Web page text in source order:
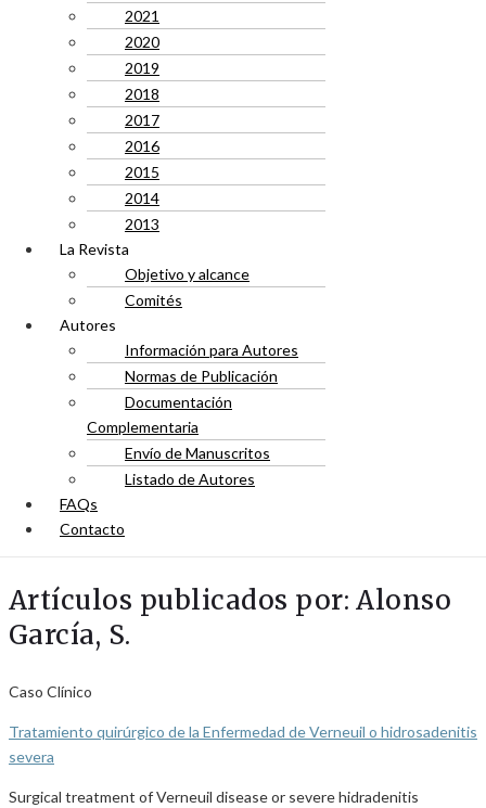
2021
2020
2019
2018
2017
2016
2015
2014
2013
La Revista
Objetivo y alcance
Comités
Autores
Información para Autores
Normas de Publicación
Documentación
Complementaria
Envío de Manuscritos
Listado de Autores
FAQs
Contacto
Artículos publicados por: Alonso
García, S.
Caso Clínico
Tratamiento quirúrgico de la Enfermedad de Verneuil o hidrosadenitis
severa
Surgical treatment of Verneuil disease or severe hidradenitis